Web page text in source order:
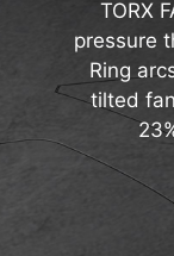
TORX
pressure
Ring
tilted